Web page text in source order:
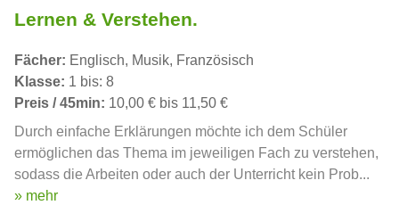
Lernen & Verstehen.
Fächer: Englisch, Musik, Französisch
Klasse: 1 bis: 8
Preis / 45min: 10,00 € bis 11,50 €
Durch einfache Erklärungen möchte ich dem Schüler
ermöglichen das Thema im jeweiligen Fach zu verstehen,
sodass die Arbeiten oder auch der Unterricht kein Prob...
» mehr